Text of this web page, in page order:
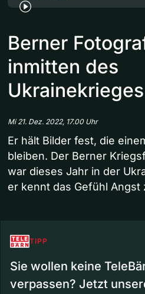
Berner
inmitten des
Ukrainekrieges
Mi 21. Dez. 2022, 17.00 Uhr
Er hält Bilder fest, die
bleiben. Der Berner
war dieses Jahr in der
er kennt das Gefühl Angst
TIPP
Sie wollen keine
verpassen? Jetzt